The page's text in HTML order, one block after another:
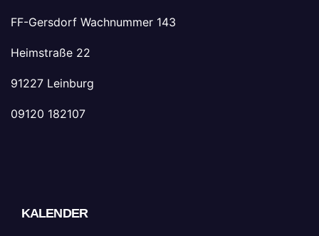
FF-Gersdorf Wachnummer 143
Heimstraße 22
91227 Leinburg
09120 182107
KALENDER